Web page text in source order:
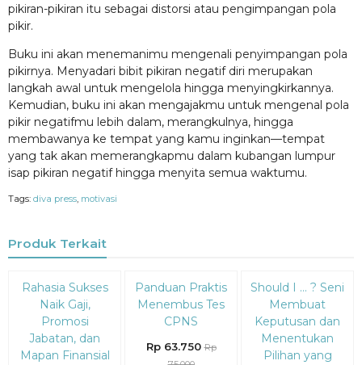
pikiran-pikiran itu sebagai distorsi atau pengimpangan pola
pikir.
Buku ini akan menemanimu mengenali penyimpangan pola
pikirnya. Menyadari bibit pikiran negatif diri merupakan
langkah awal untuk mengelola hingga menyingkirkannya.
Kemudian, buku ini akan mengajakmu untuk mengenal pola
pikir negatifmu lebih dalam, merangkulnya, hingga
membawanya ke tempat yang kamu inginkan—tempat
yang tak akan memerangkapmu dalam kubangan lumpur
isap pikiran negatif hingga menyita semua waktumu.
Tags: diva press motivasi
Produk Terkait
Diskon
15%
Rahasia Sukses
Naik Gaji,
Promosi
Jabatan, dan
Mapan Finansial
Diskon
15%
Panduan Praktis
Menembus Tes
CPNS
Rp 63.750 Rp
Diskon
15%
Should I … ? Seni
Membuat
Keputusan dan
Menentukan
Pilihan yang